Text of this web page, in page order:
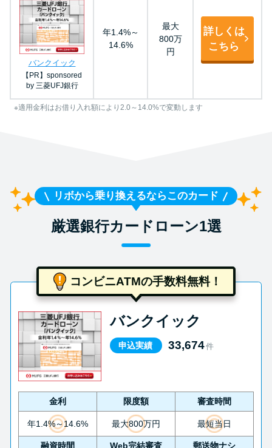
バンクイック
【PR】sponsored
by 三菱UFJ銀行
年1.4%～
14.6%
最大
800万
円
詳しくは
こちら
※適用金利はお借り入れ額により2.0～14.0%で変動します
リボから乗り換えるならこのカード
厳選銀行カードローン1選
コンビニATMの手数料無料！
バンクイック
申込実績 33,674件
金利 限度額 審査時間
年1.4%～14.6% 最大800万円 最短当日
融資時間 Web完結審査 郵送物ナシ